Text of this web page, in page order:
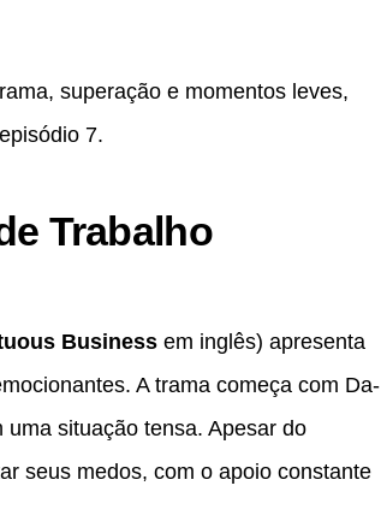
superação e momentos leves,
7.
Trabalho
Businessem inglês) apresenta
A trama começa com Da-
situação tensa. Apesar do
seus medos, com o apoio constante